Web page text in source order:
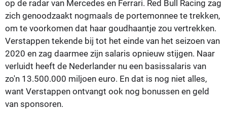
op de radar van Mercedes en Ferrari. Red Bull Racing zag
zich genoodzaakt nogmaals de portemonnee te trekken,
om te voorkomen dat haar goudhaantje zou vertrekken.
Verstappen tekende bij tot het einde van het seizoen van
2020 en zag daarmee zijn salaris opnieuw stijgen. Naar
verluidt heeft de Nederlander nu een basissalaris van
zo'n 13.500.000 miljoen euro. En dat is nog niet alles,
want Verstappen ontvangt ook nog bonussen en geld
van sponsoren.